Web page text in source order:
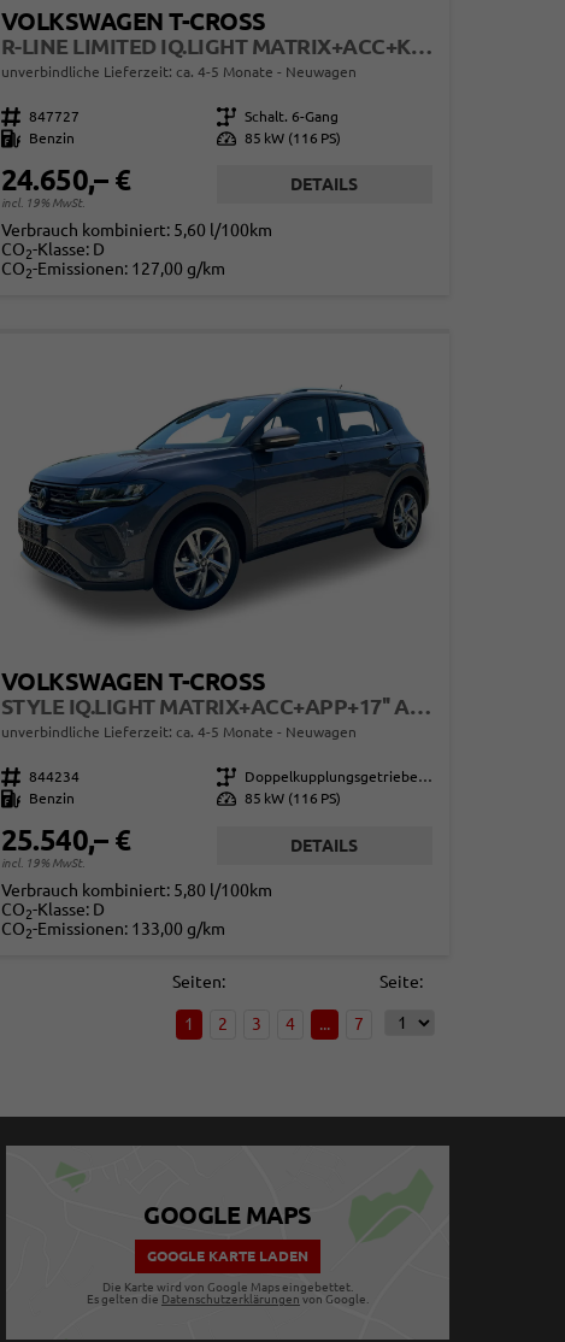
VOLKSWAGEN T-CROSS
R-LINE LIMITED IQ.LIGHT MATRIX+ACC+KAMERA+18'' ALU
unverbindliche Lieferzeit: ca. 4-5 Monate Neuwagen
Fahrzeugnr. 847727 Getriebe Schalt. 6-Gang
Kraftstoff
Benzin Leistung 85 kW (116 PS)
24.650,– €
incl. 19% MwSt.
DETAILS
Verbrauch kombiniert: 5,60 l/100km
CO2-Klasse: D
CO2-Emissionen: 127,00 g/km
VOLKSWAGEN T-CROSS
STYLE IQ.LIGHT MATRIX+ACC+APP+17'' ALU
unverbindliche Lieferzeit: ca. 4-5 Monate Neuwagen
Fahrzeugnr. 844234 Getriebe
Doppelkupplungsgetriebe (DSG)
Kraftstoff
Benzin Leistung 85 kW (116 PS)
25.540,– €
incl. 19% MwSt.
DETAILS
Verbrauch kombiniert: 5,80 l/100km
CO2-Klasse: D
CO2-Emissionen: 133,00 g/km
Seite:
Seiten:
1 2 3 4 ... 7
GOOGLE MAPS
GOOGLE KARTE LADEN
Die Karte wird von Google Maps eingebettet.
Es gelten die Datenschutzerklärungen von Google.